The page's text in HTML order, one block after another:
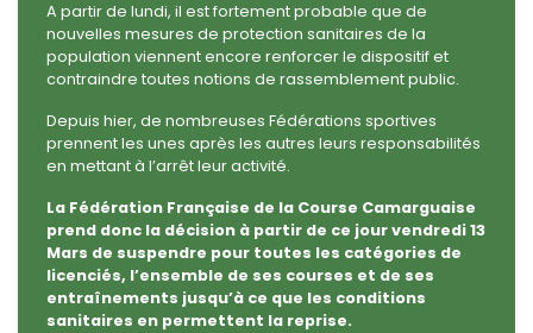
A partir de lundi, il est fortement probable que de
nouvelles mesures de protection sanitaires de la
population viennent encore renforcer le dispositif et
contraindre toutes notions de rassemblement public.
Depuis hier, de nombreuses Fédérations sportives
prennent les unes après les autres leurs responsabilités
en mettant à l’arrêt leur activité.
La Fédération Française de la Course Camarguaise
prend donc la décision à partir de ce jour vendredi 13
Mars de suspendre pour toutes les catégories de
licenciés, l’ensemble de ses courses et de ses
entraînements jusqu’à ce que les conditions
sanitaires en permettent la reprise.